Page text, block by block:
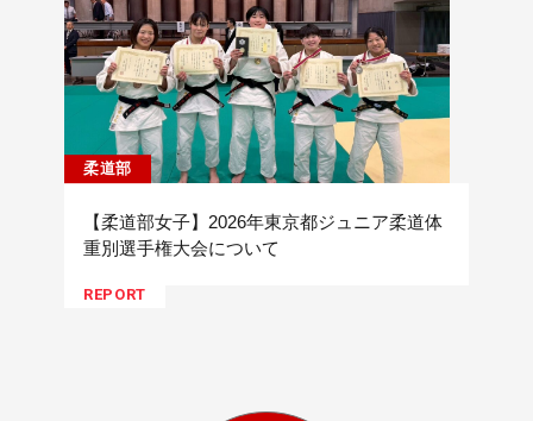
柔道部
【柔道部女子】2026年東京都ジュニア柔道体
重別選手権大会について
REPORT